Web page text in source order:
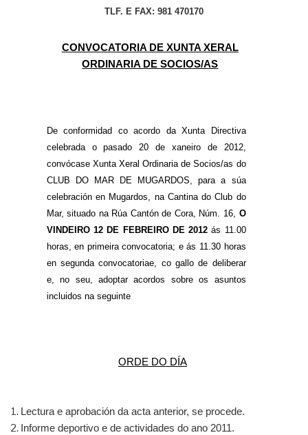
TLF. E FAX: 981 470170
CONVOCATORIA DE XUNTA XERAL
ORDINARIA DE SOCIOS/AS
De conformidad co acordo da Xunta Directiva
celebrada o pasado 20 de xaneiro de 2012,
convócase Xunta Xeral Ordinaria de Socios/as do
CLUB DO MAR DE MUGARDOS, para a súa
celebración en Mugardos, na Cantina do Club do
Mar, situado na Rúa Cantón de Cora, Núm. 16, O
VINDEIRO 12 DE FEBREIRO DE 2012 ás 11.00
horas, en primeira convocatoria; e ás 11.30 horas
en segunda convocatoriae, co gallo de deliberar
e, no seu, adoptar acordos sobre os asuntos
incluidos na seguinte
ORDE DO DÍA
Lectura e aprobación da acta anterior, se procede.
Informe deportivo e de actividades do ano 2011.